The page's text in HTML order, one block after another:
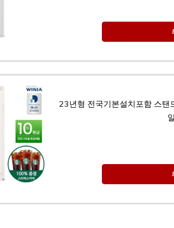
23년형 전국기본설치포함 스탠